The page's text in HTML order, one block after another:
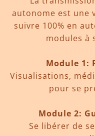
autonome est une
suivre 100% en
modules à
Module 1:
Visualisations,
pour se
Module 2:
Se libérer de